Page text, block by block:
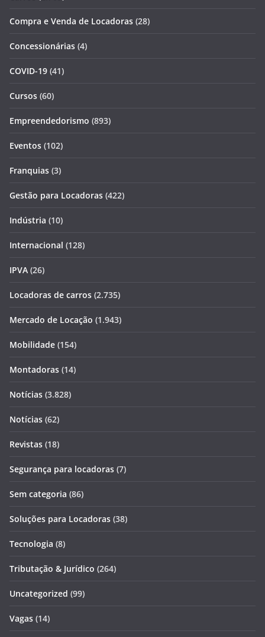
Compra e Venda de Locadoras (28)
Concessionárias (4)
COVID-19 (41)
Cursos (60)
Empreendedorismo (893)
Eventos (102)
Franquias (3)
Gestão para Locadoras (422)
Indústria (10)
Internacional (128)
IPVA (26)
Locadoras de carros (2.735)
Mercado de Locação (1.943)
Mobilidade (154)
Montadoras (14)
Notícias (3.828)
Notícias (62)
Revistas (18)
Segurança para locadoras (7)
Sem categoria (86)
Soluções para Locadoras (38)
Tecnologia (8)
Tributação & Jurídico (264)
Uncategorized (99)
Vagas (14)